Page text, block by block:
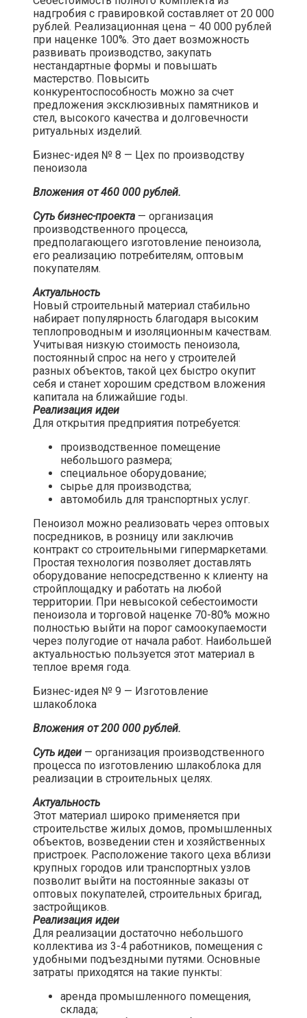
надгробия с гравировкой составляет от 20 000
рублей. Реализационная цена – 40 000 рублей
при наценке 100%. Это дает возможность
развивать производство, закупать
нестандартные формы и повышать
мастерство. Повысить
конкурентоспособность можно за счет
предложения эксклюзивных памятников и
стел, высокого качества и долговечности
ритуальных изделий.​
Бизнес-идея № 8 — Цех по производству
пеноизола​
Вложения от 460 000 рублей.
Суть бизнес-проекта — организация
производственного процесса,
предполагающего изготовление пеноизола,
его реализацию потребителям, оптовым
покупателям.​
Актуальность
Новый строительный материал стабильно
набирает популярность благодаря высоким
теплопроводным и изоляционным качествам.
Учитывая низкую стоимость пеноизола,
постоянный спрос на него у строителей
разных объектов, такой цех быстро окупит
себя и станет хорошим средством вложения
капитала на ближайшие годы.
Реализация идеи
Для открытия предприятия потребуется:
производственное помещение
небольшого размера;
специальное оборудование;
сырье для производства;
автомобиль для транспортных услуг.
Пеноизол можно реализовать через оптовых
посредников, в розницу или заключив
контракт со строительными гипермаркетами.
Простая технология позволяет доставлять
оборудование непосредственно к клиенту на
стройплощадку и работать на любой
территории. При невысокой себестоимости
пеноизола и торговой наценке 70-80% можно
полностью выйти на порог самоокупаемости
через полугодие от начала работ. Наибольшей
актуальностью пользуется этот материал в
теплое время года.​
Бизнес-идея № 9 — Изготовление
шлакоблока​
Вложения от 200 000 рублей.
Суть идеи — организация производственного
процесса по изготовлению шлакоблока для
реализации в строительных целях.​
Актуальность
Этот материал широко применяется при
строительстве жилых домов, промышленных
объектов, возведении стен и хозяйственных
пристроек. Расположение такого цеха вблизи
крупных городов или транспортных узлов
позволит выйти на постоянные заказы от
оптовых покупателей, строительных бригад,
застройщиков.
Реализация идеи
Для реализации достаточно небольшого
коллектива из 3-4 работников, помещения с
удобными подъездными путями. Основные
затраты приходятся на такие пункты:
аренда промышленного помещения,
склада;